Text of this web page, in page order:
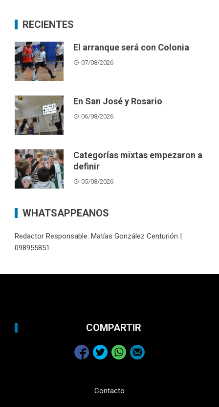
RECIENTES
El arranque será con Colonia
07/08/2026
En San José y Rosario
06/08/2026
Categorías mixtas empezaron a
definir
05/08/2026
WHATSAPPEANOS
Redactor Responsable: Matías González Centurión |
098955851
COMPARTIR
Contacto